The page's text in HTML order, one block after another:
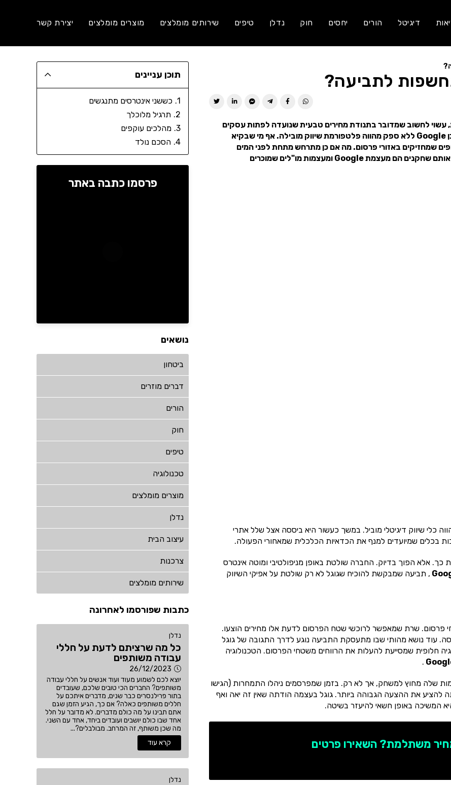
דיגיטל הורים יחסים חוק נדלן טיפים שירותים מומלצים מוצרים מומלצים יצירת קשר
לתביעה?
לחשוב שמדובר בתנודת מחירים טבעית שנועדה לפתות עסקים
ושנובעת מהקשר הישיר שבין היצע לביקוש. מהי האמת? ובכן Google ללא ספק מהווה פלטפורמת שיווק מובילה. אף מי שבקיא
שמחזיקים באזורי פרסום. מה אם כן מתרחש מתחת לפני המים
הווירטואליים? שחקני ענק מחליפים האשמות קשות. וכאשר אותם שחקנים הם מעצמת Google ומעצמות מו"לים שמוכרים
כלי שיווק דיגיטלי מוביל. במשך כעשור היא ביססה אצל שלל אתרי
שמיועדים למנף את הכדאיות הכלכלית שמאחורי הפעולה.
אלא הפוך בדיוק. החברה שולטת באופן מניפולטיבי ומוטה אינטרס
, תביעה שמבקשת להוכיח שגוגל לא רק שולטת על אפיקי השיווק
פרסום. שרת שמאפשר לרוכשי שטח הפרסום לדעת אלו מחירים הוצעו.
עוד נושא מהותי שבו מתעסקת התביעה נוגע לדרך התגובה של גוגל
חלופית שמסייעת להעלות את הרווחים משטחי הפרסום. הטכנולוגיה
.
שלה מחוץ למשחק, אך לא רק. בזמן שמפרסמים ניהלו התמחרות (הגישו
את ההצעה הגבוהה ביותר. גוגל בעצמה הודתה שאין זה יאה ואף
משתלמת? השאירו פרטים
תוכן עניינים
כששני אינטרסים מתנגשים
תרגיל מלוכלך
מהלכים עוקפים
הסכם נולד
פרסמו כתבה באתר
נושאים
ביטחון
דברים מוזרים
הורים
חוק
טיפים
טכנולוגיה
מוצרים מומלצים
נדלן
עיצוב הבית
צרכנות
שירותים מומלצים
כתבות שפורסמו לאחרונה
נדלן
כל מה שרציתם לדעת על חללי
עבודה משותפים
26/12/2023
יוצא לכם לשמוע מעוד ועוד אנשים על חללי עבודה
משותפים? החברים הכי טובים שלכם, שעובדים
בתור פרילנסרים כבר שנים, מדברים איתכם על
חללים משותפים כאלה? אם כך, הגיע הזמן שגם
אתם תבינו על מה כולם מדברים. לא מדובר על חלל
אחד שבו כולם יושבים ועובדים ביחד, אחד עם השני.
מה שכן משותף, זה המרחב. מבולבלים?...
קרא עוד
נדלן